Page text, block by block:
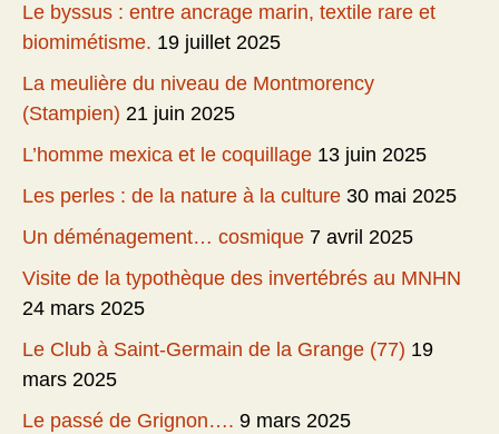
Le byssus : entre ancrage marin, textile rare et
biomimétisme. 19 juillet 2025
La meulière du niveau de Montmorency
(Stampien) 21 juin 2025
L’homme mexica et le coquillage 13 juin 2025
Les perles : de la nature à la culture 30 mai 2025
Un déménagement… cosmique 7 avril 2025
Visite de la typothèque des invertébrés au MNHN
24 mars 2025
Le Club à Saint-Germain de la Grange (77) 19
mars 2025
Le passé de Grignon…. 9 mars 2025